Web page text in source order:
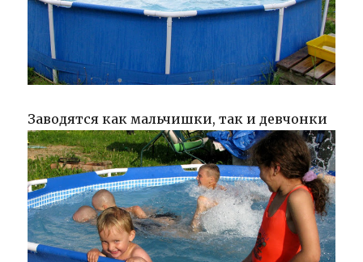
Заводятся как мальчишки, так и девчонки